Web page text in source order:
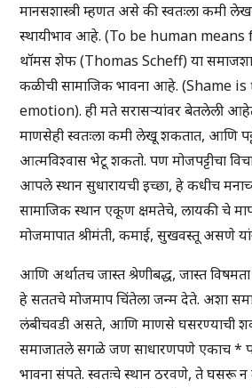
मानसशास्त्री म्हणत असे की स्वतःला कमी
स्थायीभाव आहे. (To be human
थॉमस शेफ (Thomas Scheff) या
कळीची सामाजिक भावना आहे. (Shame
emotion). ही मते सरासऱ्यांवर बेतलेली
माणसेही स्वतःला कमी लेखू शकतात, आणि
आत्मविश्वास भेटू शकतो. पण मोजपट्टीचा
आपले स्थान सुधारायची इच्छा, हे कधीच
सामाजिक स्थान एकूण क्षमतेचे, लायकी चे
मोजमापात श्रीमंती, कमाई, सुखवस्तू असणे
आणि अर्थातच जास्त श्रेणीबद्ध, जास्त
हे सततचे मोजमाप चिंतेला जन्म देते. अशा
लंबीचवडी असते, आणि माणसे घसरण्याची
समाजातले सगळे जण साधारणपणे एकाच *
भावना संपते. स्वतःचे स्थान ठरवणे, ते घसरू